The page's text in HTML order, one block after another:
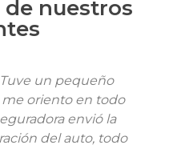
de nuestros
un pequeño
oriento en todo
envió la
del auto, todo